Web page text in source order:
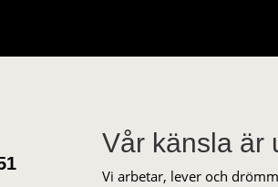
Vår känsla är
Vi arbetar, lever och